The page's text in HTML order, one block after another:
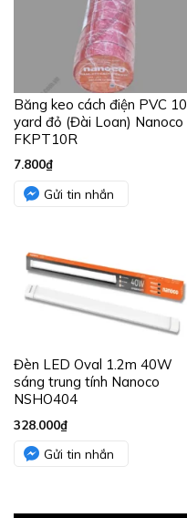
Băng keo cách điện PVC 10
yard đỏ (Đài Loan) Nanoco
FKPT10R
7.800₫
Gửi tin nhắn
Đèn LED Oval 1.2m 40W
sáng trung tính Nanoco
NSHO404
328.000₫
Gửi tin nhắn